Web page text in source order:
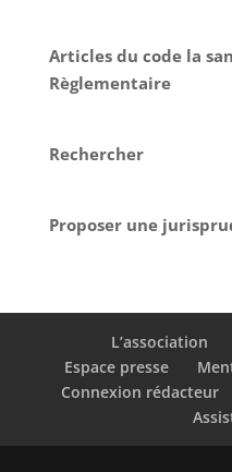
Articles du code la
Règlementaire
Rechercher
Proposer une
L’association
Espace presse
Connexion rédacteur